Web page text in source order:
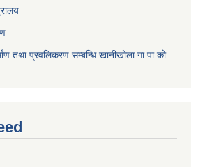
तथा प्रवलिकरण सम्बन्धि खानीखोला गा.पा को